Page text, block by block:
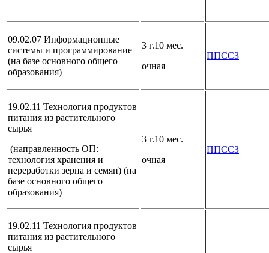
09.02.07 Информационные
системы и программирование
(на базе основного общего
образования)
3 г.10 мес.
очная
ППССЗ
19.02.11 Технология продуктов
питания из растительного
сырья
(направленность ОП:
технология хранения и
переработки зерна и семян) (на
базе основного общего
образования)
3 г.10 мес.
очная
ППССЗ
19.02.11 Технология продуктов
питания из растительного
сырья